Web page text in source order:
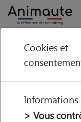
Animaute Auvergne-
Galaure
Cookies et
Informations
> Vous